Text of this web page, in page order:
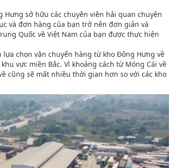
Hưng sở hữu các chuyên viên hải quan chuyên
và đơn hàng của bạn trở nên đơn giản và
Quốc về Việt Nam của bạn được thực hiện
chọn vận chuyển hàng từ kho Đông Hưng về
vực miền Bắc. Vì khoảng cách từ Móng Cái về
cũng sẽ mất nhiều thời gian hơn so với các kho